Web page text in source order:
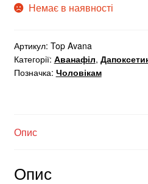
Немає в наявності
Артикул: Top Avana
Категорії: Аванафіл,
Позначка: Чоловікам
Опис
Опис